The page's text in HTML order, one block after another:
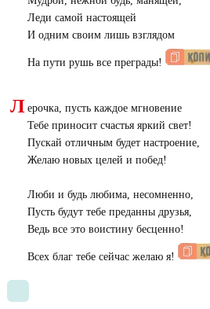
Леди самой настоящей
И одним своим лишь взглядом
На пути рушь все преграды!
Л ерочка, пусть каждое мгновение
Тебе приносит счастья яркий свет!
Пускай отличным будет настроение,
Желаю новых целей и побед!
Люби и будь любима, несомненно,
Пусть будут тебе преданны друзья,
Ведь все это воистину бесценно!
Всех благ тебе сейчас желаю я!